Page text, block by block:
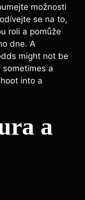
možnosti
se na to,
roli a pomůže
dne. A
might not be
a
into a
a